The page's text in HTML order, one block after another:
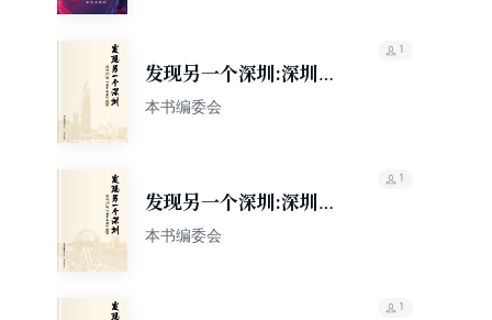
发现另一个深圳:深圳
78 街“全景画像”. 罗湖
本书编委会
1
发现另一个深圳:深圳
78 街“全景画像”. 宝安
本书编委会
1
1